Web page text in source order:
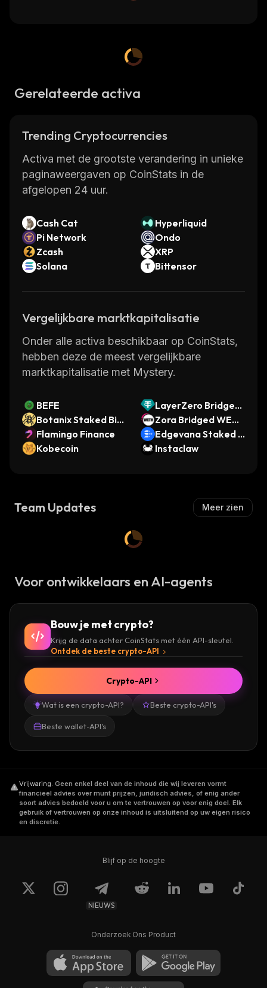
Gerelateerde activa
Trending Cryptocurrencies
Activa met de grootste verandering in unieke
paginaweergaven op CoinStats in de
afgelopen 24 uur.
Cash Cat
Hyperliquid
Pi Network
Ondo
Zcash
XRP
Solana
Bittensor
Vergelijkbare marktkapitalisatie
Onder alle activa beschikbaar op CoinStats,
hebben deze de meest vergelijkbare
marktkapitalisatie met Mystery.
BEFE
LayerZero Bridged
USDT (Aptos)
Botanix Staked Bitc
oin
Zora Bridged WETH
(Zora Network)
Flamingo Finance
Edgevana Staked S
OL
Kobecoin Instaclaw
Team Updates Meer zien
Voor ontwikkelaars en AI-agents
Bouw je met crypto?
Krijg de data achter CoinStats met één API-sleutel.
Ontdek de beste crypto-API
Wat is een crypto-API? Beste crypto-API's
Beste wallet-API's
Crypto-API
Vrijwaring. Geen enkel deel van de inhoud die wij leveren vormt
financieel advies over munt prijzen, juridisch advies, of enig ander
soort advies bedoeld voor u om te vertrouwen op voor enig doel. Elk
gebruik of vertrouwen op onze inhoud is uitsluitend op uw eigen risico
en discretie.
Blijf op de hoogte
NIEUWS
Onderzoek Ons Product